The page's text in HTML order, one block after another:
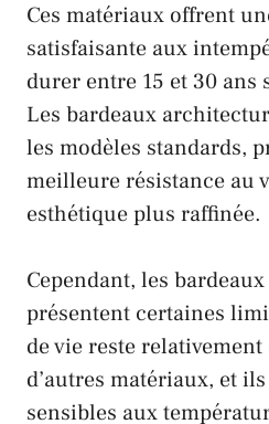
Ces matériaux offrent
satisfaisante aux
durer entre 15 et 30
Les bardeaux
les modèles standards,
meilleure résistance au
esthétique plus raffinée.
Cependant, les bardeaux
présentent certaines
de vie reste
d’autres matériaux, et
sensibles aux